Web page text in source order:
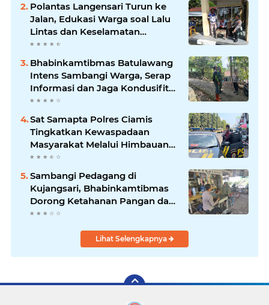
Polantas Langensari Turun ke
Jalan, Edukasi Warga soal Lalu
Lintas dan Keselamatan
Berkendara
Bhabinkamtibmas Batulawang
Intens Sambangi Warga, Serap
Informasi dan Jaga Kondusifitas
Lingkungan
Sat Samapta Polres Ciamis
Tingkatkan Kewaspadaan
Masyarakat Melalui Himbauan
Kamtibmas di Pusat Keramaian
Sambangi Pedagang di
Kujangsari, Bhabinkamtibmas
Dorong Ketahanan Pangan dan
Keamanan Lingkungan
Lihat Selengkapnya